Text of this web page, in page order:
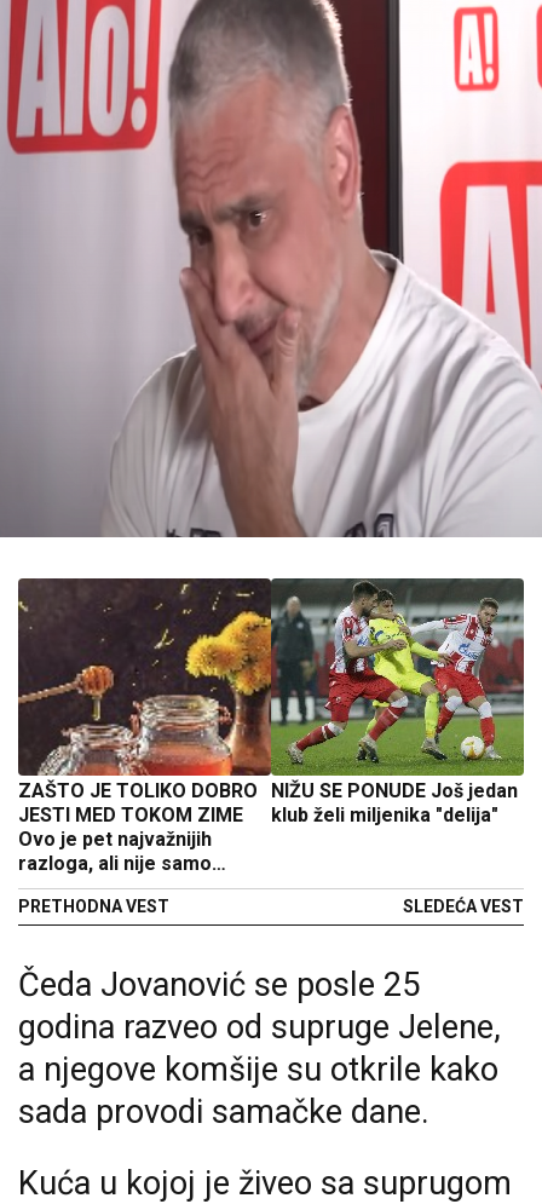
ZAŠTO JE TOLIKO DOBRO
JESTI MED TOKOM ZIME
Ovo je pet najvažnijih
razloga, ali nije samo
imunitet u pitanju
PRETHODNA VEST
NIŽU SE PONUDE Još jedan
klub želi miljenika "delija"
SLEDEĆA VEST
Čeda Jovanović se posle 25
godina razveo od supruge Jelene,
a njegove komšije su otkrile kako
sada provodi samačke dane.
Kuća u kojoj je živeo sa suprugom